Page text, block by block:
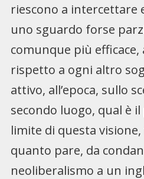
riescono a intercettare
uno sguardo forse
comunque più
rispetto a ogni altro
attivo, all’epoca, sullo
secondo luogo, qual è
limite di questa
quanto pare, da
neoliberalismo a un